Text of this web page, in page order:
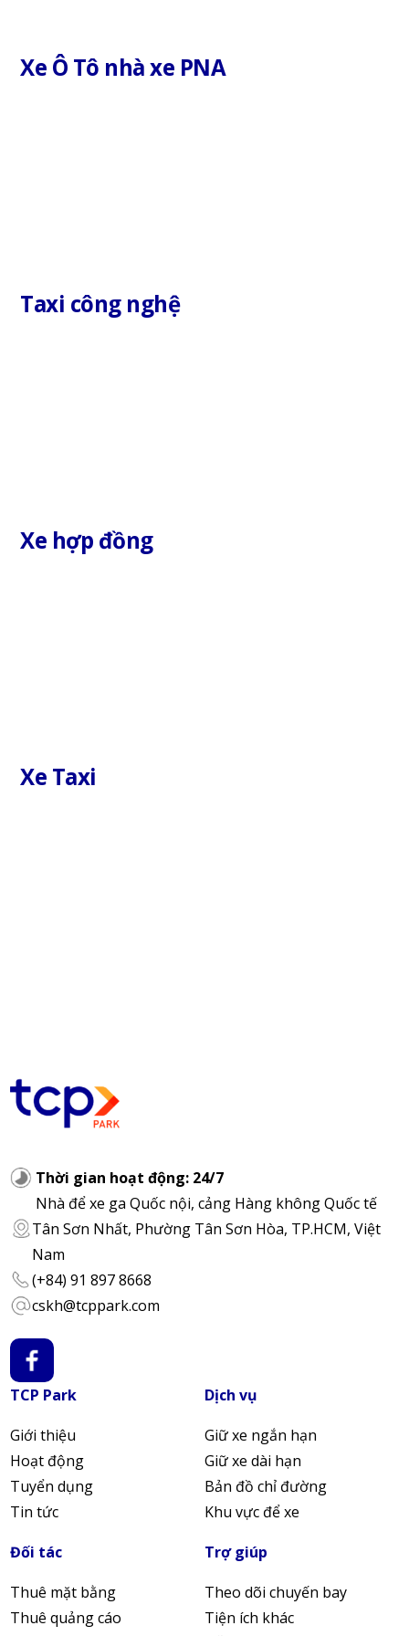
Xe Ô Tô nhà xe PNA
Taxi công nghệ
Xe hợp đồng
Xe Taxi
Thời gian hoạt động: 24/7
Nhà để xe ga Quốc nội, cảng Hàng không Quốc tế
Tân Sơn Nhất, Phường Tân Sơn Hòa, TP.HCM, Việt
Nam
(+84) 91 897 8668
cskh@tcppark.com
TCP Park
Giới thiệu
Hoạt động
Tuyển dụng
Tin tức
Dịch vụ
Giữ xe ngắn hạn
Giữ xe dài hạn
Bản đồ chỉ đường
Khu vực để xe
Đối tác
Thuê mặt bằng
Thuê quảng cáo
Trợ giúp
Theo dõi chuyến bay
Tiện ích khác